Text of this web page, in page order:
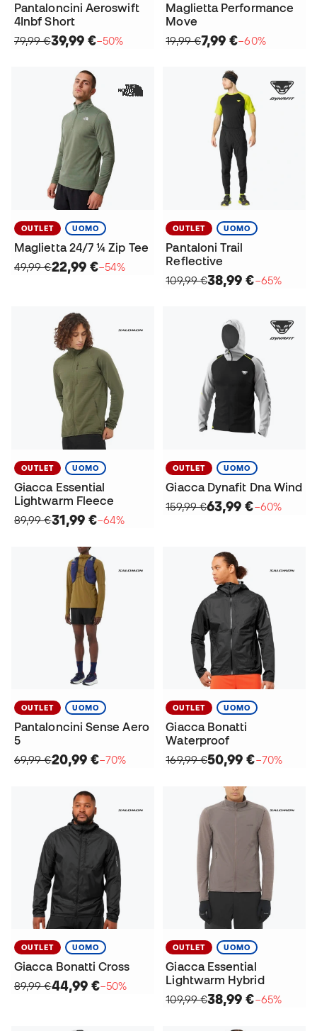
Pantaloncini Aeroswift
4Inbf Short
79,99 €39,99 €−50%
Maglietta Performance
Move
19,99 €7,99 €−60%
OUTLET UOMO
Maglietta 24/7 ¼ Zip Tee
49,99 €22,99 €−54%
OUTLET UOMO
Pantaloni Trail
Reflective
109,99 €38,99 €−65%
OUTLET UOMO
Giacca Essential
Lightwarm Fleece
89,99 €31,99 €−64%
OUTLET UOMO
Giacca Dynafit Dna Wind
159,99 €63,99 €−60%
OUTLET UOMO
Pantaloncini Sense Aero
5
69,99 €20,99 €−70%
OUTLET UOMO
Giacca Bonatti
Waterproof
169,99 €50,99 €−70%
OUTLET UOMO
Giacca Bonatti Cross
89,99 €44,99 €−50%
OUTLET UOMO
Giacca Essential
Lightwarm Hybrid
109,99 €38,99 €−65%